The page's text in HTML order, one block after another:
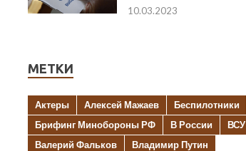
10.03.2023
МЕТКИ
Актеры Алексей Мажаев
Беспилотники
Брифинг Минобороны РФ
В России
ВСУ
Валерий Фальков
Владимир Путин